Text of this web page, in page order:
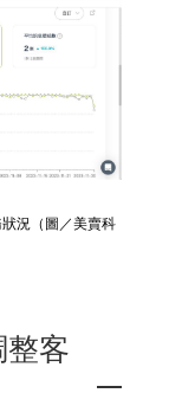
況（圖／美賣科
整客